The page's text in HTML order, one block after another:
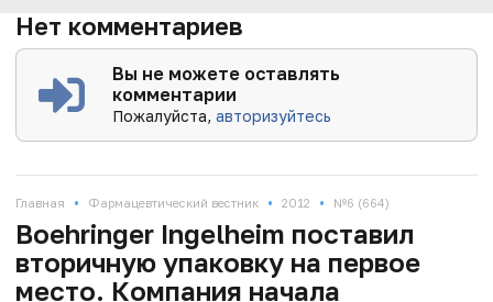
Нет комментариев
Вы не можете оставлять
комментарии
Пожалуйста,авторизуйтесь
Главная • Фармацевтический вестник • 2012 • №6 (664)
Boehringer Ingelheim поставил
вторичную упаковку на первое
место. Компания начала